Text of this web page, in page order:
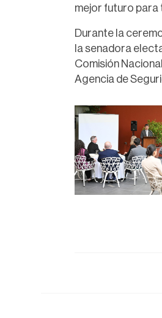
mejor futuro para
Durante la
la senadora
Comisión
Agencia de